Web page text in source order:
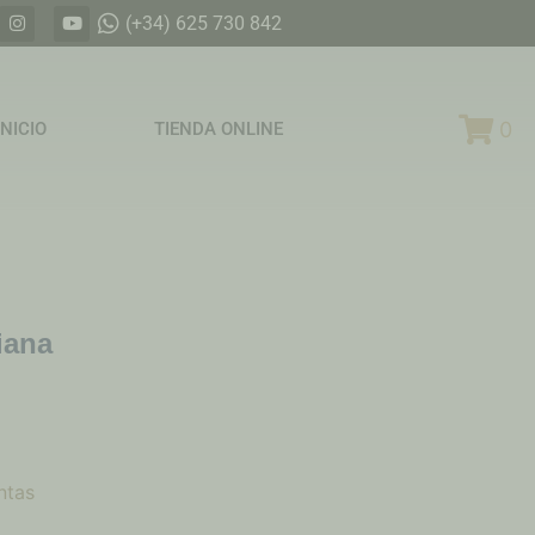
(+34) 625 730 842
TIENDA ONLINE 0